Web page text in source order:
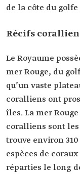
de la côte du golfe
Récifs
Le Royaume
mer Rouge, du
qu’un vaste
coralliens ont
îles. La mer
coralliens sont
trouve environ
espèces de
réparties le long